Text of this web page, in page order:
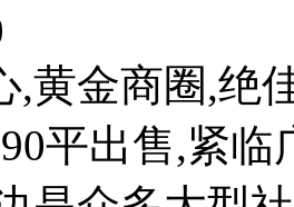
,黄金商圈,绝
平出售,紧